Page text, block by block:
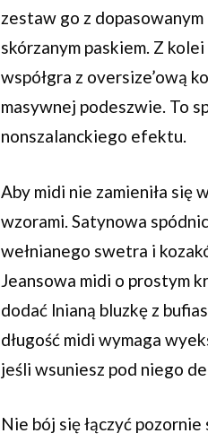
zestaw go z
skórzanym paskiem. Z
współgra z oversize’ową
masywnej podeszwie. To
nonszalanckiego efektu.
Aby midi nie zamieniła się
wzorami. Satynowa
wełnianego swetra i
Jeansowa midi o prostym
dodać lnianą bluzkę z
długość midi wymaga
jeśli wsuniesz pod niego
Nie bój się łączyć